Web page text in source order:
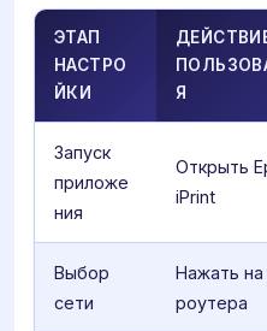
ЭТАП
НАСТРО
ЙКИ
Я
Запуск
приложе
ния
Открыть
iPrint
Выбор
сети
Нажать
роутера